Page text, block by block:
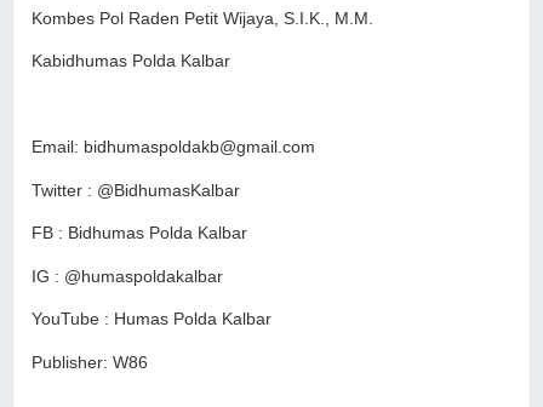
Kombes Pol Raden Petit Wijaya, S.I.K., M.M.
Kabidhumas Polda Kalbar
Email: bidhumaspoldakb@gmail.com
Twitter : @BidhumasKalbar
FB : Bidhumas Polda Kalbar
IG : @humaspoldakalbar
YouTube : Humas Polda Kalbar
Publisher: W86